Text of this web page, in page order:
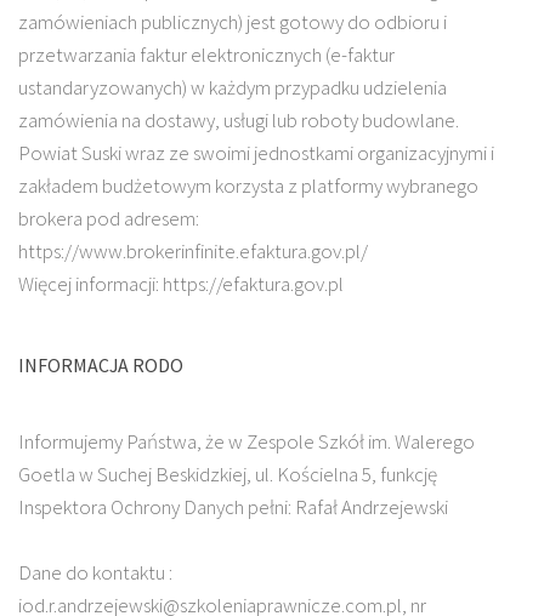
zamówieniach publicznych) jest gotowy do odbioru i
przetwarzania faktur elektronicznych (e-faktur
ustandaryzowanych) w każdym przypadku udzielenia
zamówienia na dostawy, usługi lub roboty budowlane.
Powiat Suski wraz ze swoimi jednostkami organizacyjnymi i
zakładem budżetowym korzysta z platformy wybranego
brokera pod adresem:
https://www.brokerinfinite.efaktura.gov.pl/
Więcej informacji: https://efaktura.gov.pl
INFORMACJA RODO
Informujemy Państwa, że w Zespole Szkół im. Walerego
Goetla w Suchej Beskidzkiej, ul. Kościelna 5, funkcję
Inspektora Ochrony Danych pełni: Rafał Andrzejewski
Dane do kontaktu :
iod.r.andrzejewski@szkoleniaprawnicze.com.pl, nr